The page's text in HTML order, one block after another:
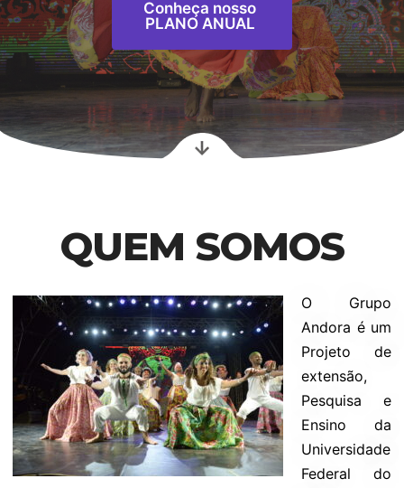
Conheça nosso
PLANO ANUAL
QUEM SOMOS
O Grupo
Andora é um
Projeto de
extensão,
Pesquisa e
Ensino da
Universidade
Federal do